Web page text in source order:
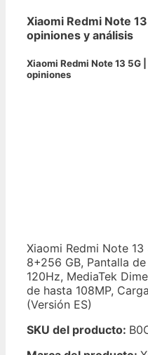
Xiaomi Redmi Note
opiniones y análisis
Xiaomi Redmi Note 13
opiniones
Xiaomi Redmi Note
8+256 GB, Pantalla
120Hz, MediaTek
de hasta 108MP,
(Versión ES)
SKU del producto: